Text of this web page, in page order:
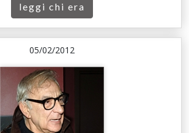
leggi chi era
05/02/2012